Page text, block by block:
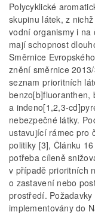
Polycyklické
skupinu látek, z
vodní organismy i na
mají schopnost
Směrnice
znění směrnice
seznam prioritních
benzo[b]fluoranthen,
a indeno[1,2,3-
nebezpečné látky.
ustavující rámec pro
politiky [3], Článku
potřeba cíleně
v případě prioritních
o zastavení nebo
prostředí.
implementovány do